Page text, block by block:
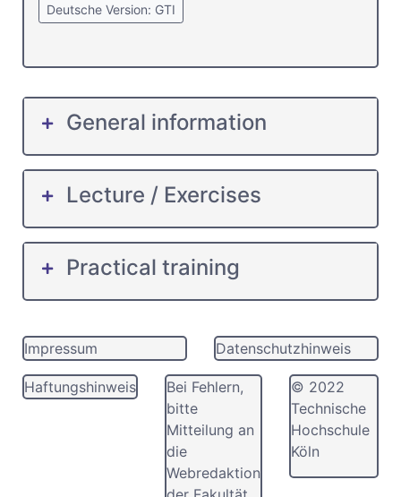
Deutsche Version: GTI
General information
Lecture / Exercises
Practical training
Impressum Datenschutzhinweis
Haftungshinweis
Bei Fehlern,
bitte
Mitteilung an
die
Webredaktion
© 2022
Technische
Hochschule
Köln